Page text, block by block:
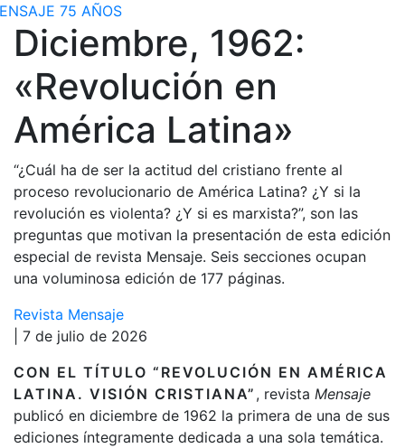
75 AÑOS
Diciembre, 1962:
«Revolución en
América Latina»
“¿Cuál ha de ser la actitud del cristiano frente al
proceso revolucionario de América Latina? ¿Y si la
revolución es violenta? ¿Y si es marxista?”, son las
preguntas que motivan la presentación de esta edición
especial de revista Mensaje. Seis secciones ocupan
una voluminosa edición de 177 páginas.
Revista Mensaje
| 7 de julio de 2026
CON EL TÍTULO “REVOLUCIÓN EN AMÉRICA
LATINA. VISIÓN CRISTIANA” , revista Mensaje
publicó en diciembre de 1962 la primera de una de sus
ediciones íntegramente dedicada a una sola temática.